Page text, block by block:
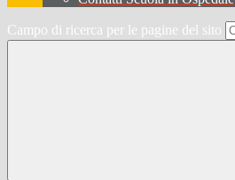
Campo di ricerca per le pagine del sito